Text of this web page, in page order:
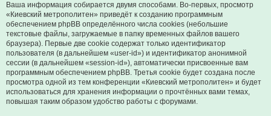
Ваша информация собирается двумя способами. Во-первых, просмотр
«Киевский метрополитен» приведёт к созданию программным
обеспечением phpBB определённого числа cookies (небольшие
текстовые файлы, загружаемые в папку временных файлов вашего
браузера). Первые две cookie содержат только идентификатор
пользователя (в дальнейшем «user-id») и идентификатор анонимной
сессии (в дальнейшем «session-id»), автоматически присвоенные вам
программным обеспечением phpBB. Третья cookie будет создана после
просмотра одной из тем конференции «Киевский метрополитен» и будет
использоваться для хранения информации о прочтённых вами темах,
повышая таким образом удобство работы с форумами.